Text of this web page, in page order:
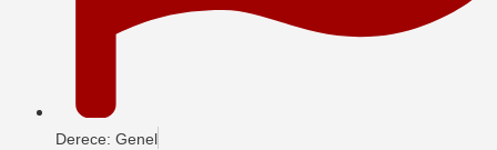
Derece: Genel